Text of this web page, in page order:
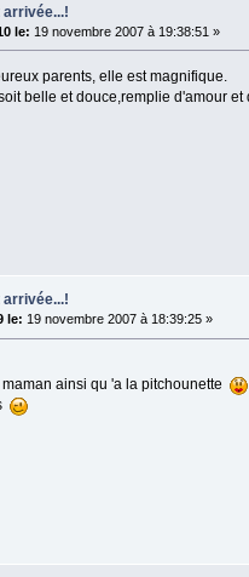
arrivée...!
le: 19 novembre 2007 à 19:38:51 »
parents, elle est magnifique.
belle et douce,remplie d'amour et
arrivée...!
le: 19 novembre 2007 à 18:39:25 »
ainsi qu 'a la pitchounette